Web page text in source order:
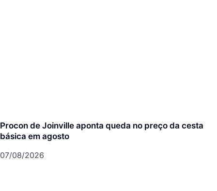
Procon de Joinville aponta queda no preço da cesta
básica em agosto
07/08/2026